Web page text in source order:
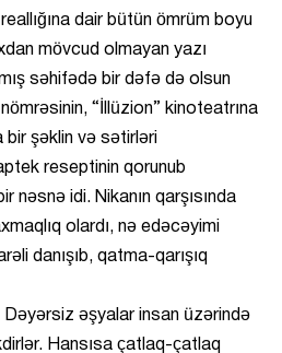
dair bütün ömrüm boyu
mövcud olmayan yazı
səhifədə bir dəfə də olsun
“İllüzion” kinoteatrına
bir şəklin və sətirləri
reseptinin qorunub
nəsnə idi. Nikanın qarşısında
olardı, nə edəcəyimi
danışıb, qatma-qarışıq
Dəyərsiz əşyalar insan üzərində
Hansısa çatlaq-çatlaq